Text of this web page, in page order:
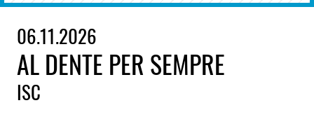
06.11.2026
AL DENTE PER SEMPRE
ISC